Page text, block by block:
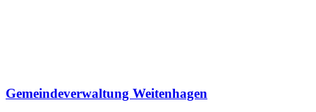
Gemeindeverwaltung Weitenhagen